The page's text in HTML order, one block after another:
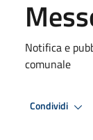
Notifica e
comunale
Condividi